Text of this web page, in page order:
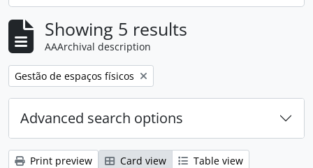
Showing 5 results
AAArchival description
Remove filter:
Gestão de espaços físicos
Advanced search options
Print preview Card view
Table view